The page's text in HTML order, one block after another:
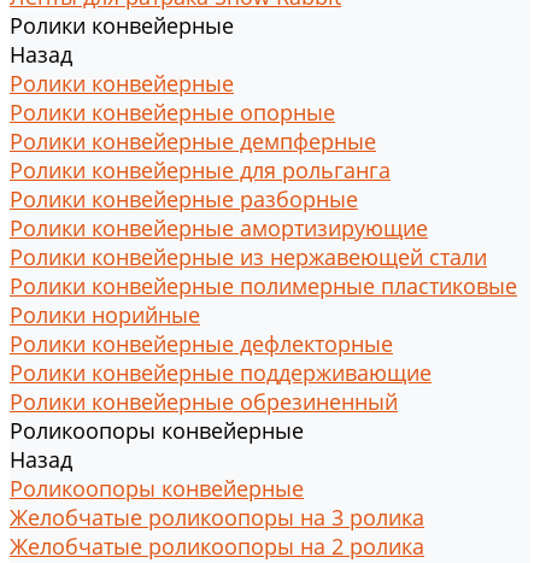
Ролики конвейерные
Назад
Ролики конвейерные
Ролики конвейерные опорные
Ролики конвейерные демпферные
Ролики конвейерные для рольганга
Ролики конвейерные разборные
Ролики конвейерные амортизирующие
Ролики конвейерные из нержавеющей стали
Ролики конвейерные полимерные пластиковые
Ролики норийные
Ролики конвейерные дефлекторные
Ролики конвейерные поддерживающие
Ролики конвейерные обрезиненный
Роликоопоры конвейерные
Назад
Роликоопоры конвейерные
Желобчатые роликоопоры на 3 ролика
Желобчатые роликоопоры на 2 ролика